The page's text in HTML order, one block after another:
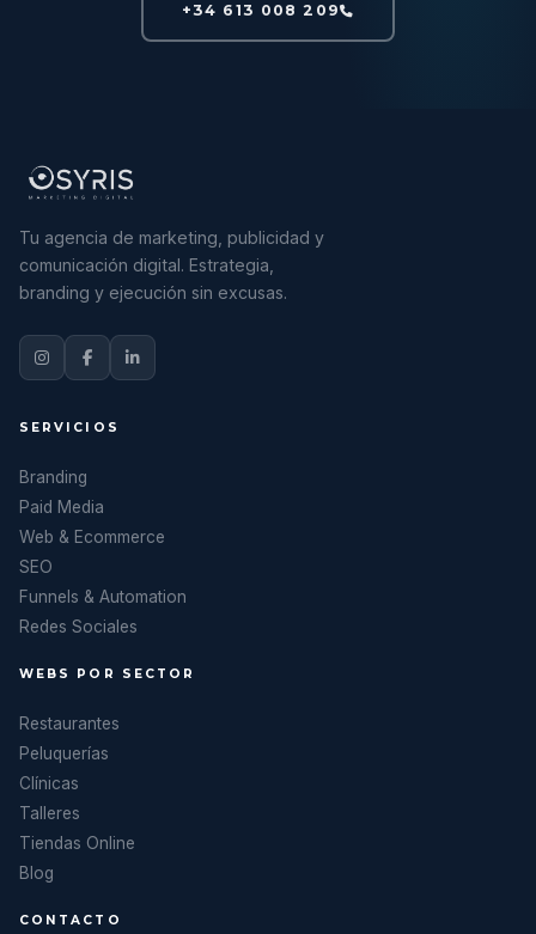
+34 613 008 209
Tu agencia de marketing, publicidad y
comunicación digital. Estrategia,
branding y ejecución sin excusas.
SERVICIOS
Branding
Paid Media
Web & Ecommerce
SEO
Funnels & Automation
Redes Sociales
WEBS POR SECTOR
Restaurantes
Peluquerías
Clínicas
Talleres
Tiendas Online
Blog
CONTACTO